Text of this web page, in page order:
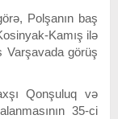
Polşanın baş
Kamış ilə
Varşavada görüş
Qonşuluq və
35-ci